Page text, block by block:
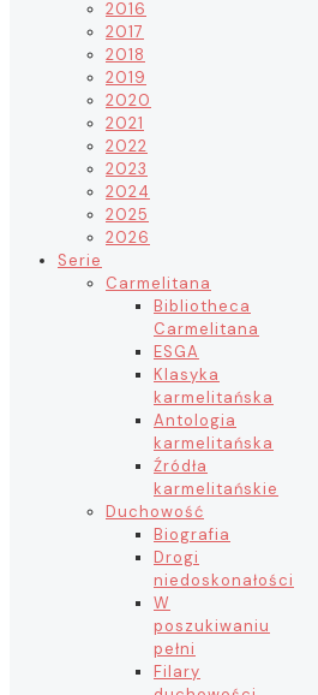
2016
2017
2018
2019
2020
2021
2022
2023
2024
2025
2026
Serie
Carmelitana
Bibliotheca
Carmelitana
ESGA
Klasyka
karmelitańska
Antologia
karmelitańska
Źródła
karmelitańskie
Duchowość
Biografia
Drogi
niedoskonałości
W
poszukiwaniu
pełni
Filary